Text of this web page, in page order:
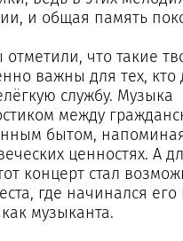
и общая память
что такие
важны для тех, кто
службу. Музыка
между
бытом,
ценностях. А
концерт стал
где начинался
музыканта.